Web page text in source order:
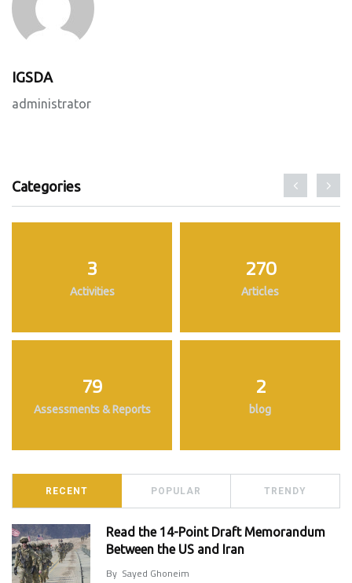
IGSDA
administrator
Categories
3
Activities
270
Articles
79
Assessments & Reports
2
blog
RECENT POPULAR TRENDY
Read the 14-Point Draft Memorandum
Between the US and Iran
By Sayed Ghoneim